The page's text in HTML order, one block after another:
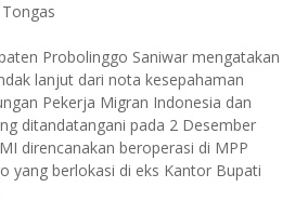
Probolinggo Saniwar mengatakan
lanjut dari nota kesepahaman
Pekerja Migran Indonesia dan
ditandatangani pada 2 Desember
direncanakan beroperasi di MPP
yang berlokasi di eks Kantor Bupati